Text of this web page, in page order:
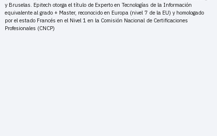
y Bruselas. Epitech otorga el título de Experto en Tecnologías de la Información
equivalente al grado + Master, reconocido en Europa (nivel 7 de la EU) y homologado
por el estado Francés en el Nivel 1 en la Comisión Nacional de Certificaciones
Profesionales (CNCP)